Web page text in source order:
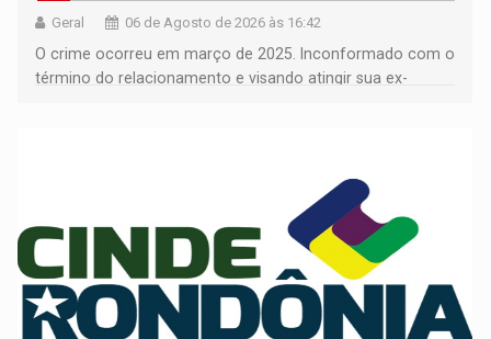
Geral 06 de Agosto de 2026 às 16:42
O crime ocorreu em março de 2025. Inconformado com o
término do relacionamento e visando atingir sua ex-